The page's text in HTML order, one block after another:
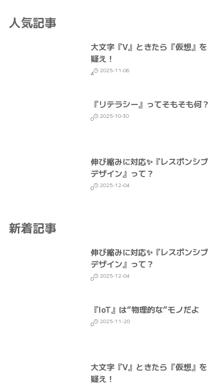
人気記事
大文字『V』ときたら『仮想』を
疑え！
4 2025-11-06
『リテラシー』ってそもそも何？
0 2025-10-30
伸び縮みに対応✨『レスポンシブ
デザイン』って？
0 2025-12-04
新着記事
伸び縮みに対応✨『レスポンシブ
デザイン』って？
0 2025-12-04
『IoT』は“物理的な”モノだよ
0 2025-11-20
大文字『V』ときたら『仮想』を
疑え！